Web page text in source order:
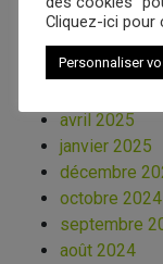
octobre 2025
juillet 2025
juin 2025
avril 2025
janvier 2025
décembre
octobre 2024
septembre
août 2024
Cliquez-ici pour
Personnaliser